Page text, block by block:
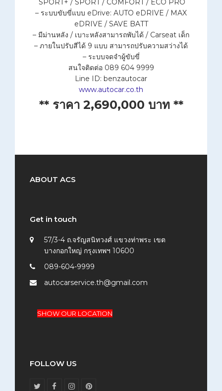
SPORT+ / SPORT / COMFORT / ECO PRO
– ระบบขับขี่แบบ eDrive: AUTO eDRIVE / MAX
eDRIVE / SAVE BATT
– มีม่านหลัง / เบาะหลังสามารถพับได้ / Carseat เด็ก
– ภายในปรับสีได้ 9 แบบ สามารถปรับความสว่างได้
– ระบบจดจำผู้ขับขี่
สนใจติดต่อ 089 604 9999
Line ID: benzautocar
www.autocar.co.th
** ราคา 2,690,000 บาท **
ABOUT ACS
Get in touch
57/3-4 ถ.จรัญสนิทวงศ์ แขวงท่าพระ เขต
บางกอกใหญ่ กรุงเทพฯ 10600
089-604-9999
autocarservice.th@gmail.com
SHOW OUR LOCATION
FOLLOW US